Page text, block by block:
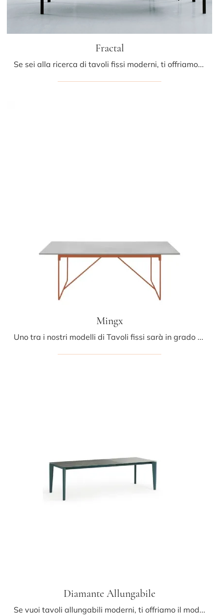
Fractal
Se sei alla ricerca di tavoli fissi moderni, ti offriamo il modello da cucina in laccato Fractal del marchio Porro.
Mingx
Uno tra i nostri modelli di Tavoli fissi sarà in grado di valorizzare il tuo concept d'arredo con funzionalità e stile.
Diamante Allungabile
Se vuoi tavoli allungabili moderni, ti offriamo il modello da cucina in ceramica Diamante Allungabile del brand Midj.